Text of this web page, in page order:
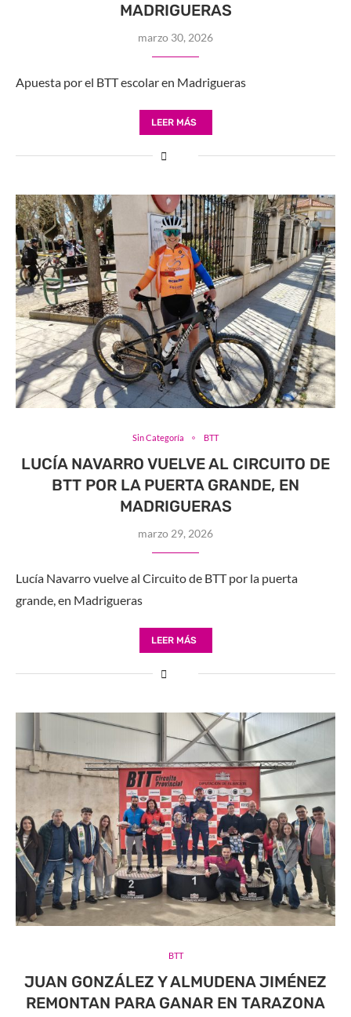
MADRIGUERAS
marzo 30, 2026
Apuesta por el BTT escolar en Madrigueras
LEER MÁS
Sin Categoría BTT
LUCÍA NAVARRO VUELVE AL CIRCUITO DE
BTT POR LA PUERTA GRANDE, EN
MADRIGUERAS
marzo 29, 2026
Lucía Navarro vuelve al Circuito de BTT por la puerta
grande, en Madrigueras
LEER MÁS
BTT
JUAN GONZÁLEZ Y ALMUDENA JIMÉNEZ
REMONTAN PARA GANAR EN TARAZONA